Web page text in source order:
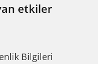
etkiler
Bilgileri